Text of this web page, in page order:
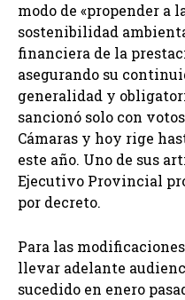
modo de «propender a
sostenibilidad
financiera de la
asegurando su
generalidad y
sancionó solo con
Cámaras y hoy rige
este año. Uno de sus
Ejecutivo Provincial
por decreto.
Para las
llevar adelante
sucedido en enero